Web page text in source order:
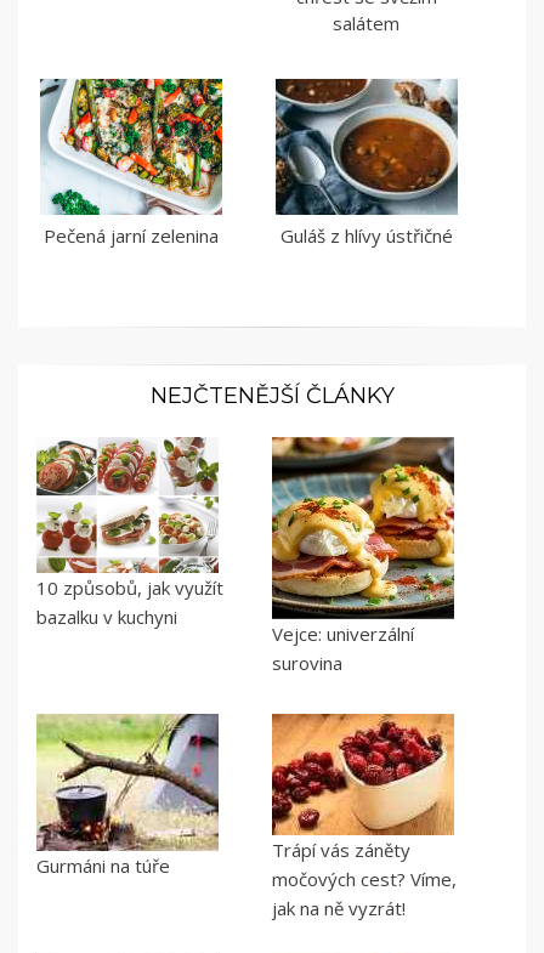
salátem
Pečená jarní zelenina Guláš z hlívy ústřičné
NEJČTENĚJŠÍ ČLÁNKY
10 způsobů, jak využít
bazalku v kuchyni
Vejce: univerzální
surovina
Gurmáni na túře
Trápí vás záněty
močových cest? Víme,
jak na ně vyzrát!